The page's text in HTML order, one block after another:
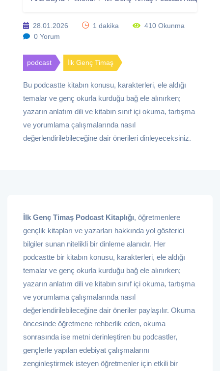
28.01.2026 1 dakika
410 Okunma
0 Yorum
podcast İlk Genç Timaş
Bu podcastte kitabın konusu, karakterleri, ele aldığı
temalar ve genç okurla kurduğu bağ ele alınırken;
yazarın anlatım dili ve kitabın sınıf içi okuma, tartışma
ve yorumlama çalışmalarında nasıl
değerlendirilebileceğine dair önerileri dinleyeceksiniz.
İlk Genç Timaş Podcast Kitaplığı, öğretmenlere
gençlik kitapları ve yazarları hakkında yol gösterici
bilgiler sunan nitelikli bir dinleme alanıdır. Her
podcastte bir kitabın konusu, karakterleri, ele aldığı
temalar ve genç okurla kurduğu bağ ele alınırken;
yazarın anlatım dili ve kitabın sınıf içi okuma, tartışma
ve yorumlama çalışmalarında nasıl
değerlendirilebileceğine dair öneriler paylaşılır. Okuma
öncesinde öğretmene rehberlik eden, okuma
sonrasında ise metni derinleştiren bu podcastler,
gençlerle yapılan edebiyat çalışmalarını
zenginleştirmek isteyen öğretmenler için etkili bir